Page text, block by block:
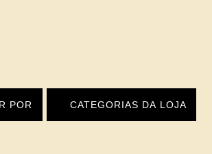
POR CATEGORIAS DA LOJA